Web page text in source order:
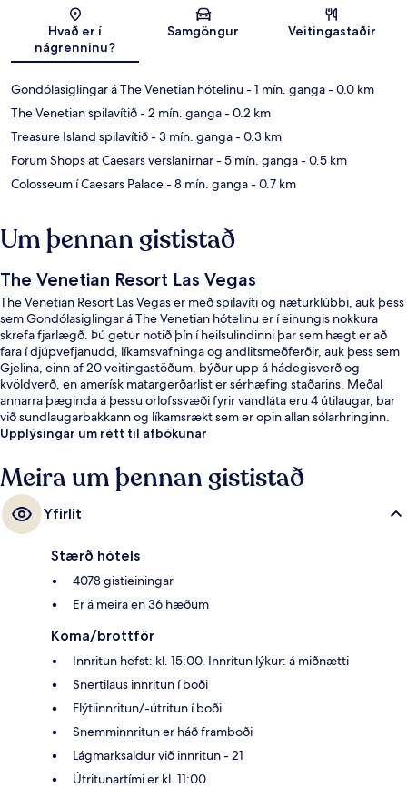
Kort
Hvað er í
nágrenninu?
Samgöngur Veitingastaðir
Gondólasiglingar á The Venetian hótelinu- 1 mín. ganga- 0.0 km
The Venetian spilavítið- 2 mín. ganga- 0.2 km
Treasure Island spilavítið- 3 mín. ganga- 0.3 km
Forum Shops at Caesars verslanirnar- 5 mín. ganga- 0.5 km
Colosseum í Caesars Palace- 8 mín. ganga- 0.7 km
Um þennan gististað
The Venetian Resort Las Vegas
The Venetian Resort Las Vegas er með spilavíti og næturklúbbi, auk þess
sem Gondólasiglingar á The Venetian hótelinu er í einungis nokkura
skrefa fjarlægð. Þú getur notið þín í heilsulindinni þar sem hægt er að
fara í djúpvefjanudd, líkamsvafninga og andlitsmeðferðir, auk þess sem
Gjelina, einn af 20 veitingastöðum, býður upp á hádegisverð og
kvöldverð, en amerísk matargerðarlist er sérhæfing staðarins. Meðal
annarra þæginda á þessu orlofssvæði fyrir vandláta eru 4 útilaugar, bar
við sundlaugarbakkann og líkamsrækt sem er opin allan sólarhringinn.
Meðal þess sem ferðamenn sem hafa heimsótt staðinn eru sérstaklega
til að komast í almenningssamgöngur: Harrah’s & The LINQ stöðin er í 8
mínútna göngufjarlægð og Flamingo - Caesars Palace Monorail
lestarstöðin í 12 mínútna.
Upplýsingar um rétt til afbókunar
Meira um þennan gististað
Yfirlit
Stærð hótels
4078 gistieiningar
Er á meira en 36 hæðum
Koma/brottför
Innritun hefst: kl. 15:00. Innritun lýkur: á miðnætti
Snertilaus innritun í boði
Flýtiinnritun/-útritun í boði
Snemminnritun er háð framboði
Lágmarksaldur við innritun - 21
Útritunartími er kl. 11:00